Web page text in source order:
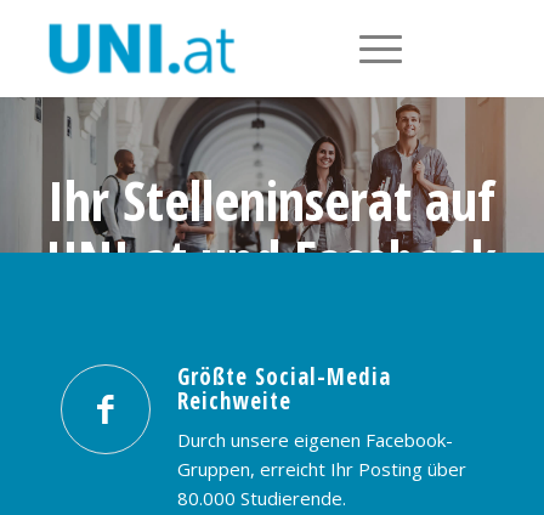
Ihr Stelleninserat auf
UNI.at und Facebook
PREISE & BUCHUNG KONTAKT
Größte Social-Media
Reichweite
Durch unsere eigenen Facebook-
Gruppen, erreicht Ihr Posting über
80.000 Studierende.